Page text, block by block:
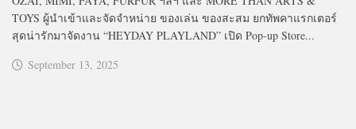
TOYS ผู้นำเข้าและจัดจำหน่าย ของเล่น ของสะสม ยกทัพคาแรกเตอร์
สุดน่ารักมาจัดงาน “HEYDAY PLAYLAND” เปิด Pop-up Store...
September 13, 2025